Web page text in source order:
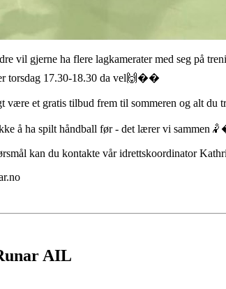
vil gjerne ha flere lagkamerater med seg på
torsdag 17.30-18.30 da vel🙌��
være et gratis tilbud frem til sommeren og alt du
å ha spilt håndball før - det lærer vi
kan du kontakte vår idrettskoordinator
AIL